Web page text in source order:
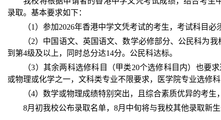
录取。基本要求如下：
（1）参加2026年香港中学文凭考试的考生，考试科目
（2）中国语文、英国语文、数学必修部分、公民科为
到第4级及以上，同时总分达14分。公民科达标。
（3）其余两科选修科目（甲类20个选修科目内）也要
或物理或化学之一，文科类专业不限要求，医学院专业选修
（4）数学或物理成绩特别突出，且综合素质优异的考
8月初我校公布录取名单，8月中旬将与我校其他录取新